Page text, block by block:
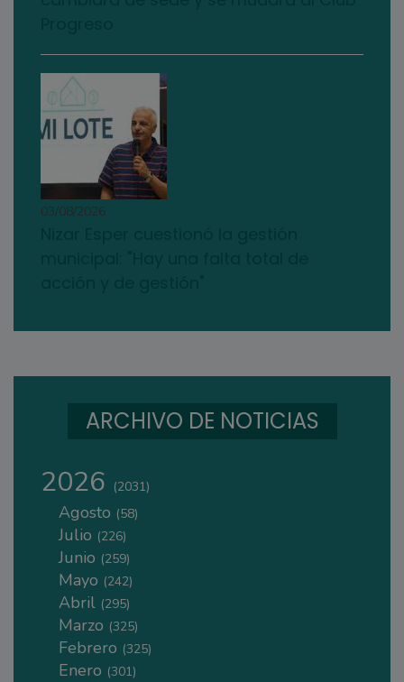
03/08/2026
ARCHIVO DE NOTICIAS
2026 (2031)
Agosto (58)
Julio (226)
Junio (259)
Mayo (242)
Abril (295)
Marzo (325)
Febrero (325)
Enero (301)